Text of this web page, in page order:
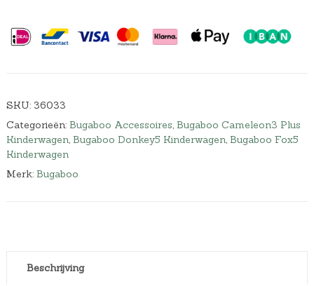
SKU: 36033
Categorieën: Bugaboo Accessoires, Bugaboo Cameleon3 Plus
Kinderwagen, Bugaboo Donkey5 Kinderwagen, Bugaboo Fox5
Kinderwagen
Merk: Bugaboo
Beschrijving